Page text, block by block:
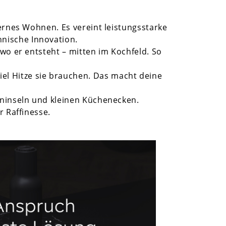
Wohnen. Es vereint leistungsstarke
Innovation.
er entsteht – mitten im Kochfeld. So
Hitze sie brauchen. Das macht deine
und kleinen Küchenecken.
Raffinesse.